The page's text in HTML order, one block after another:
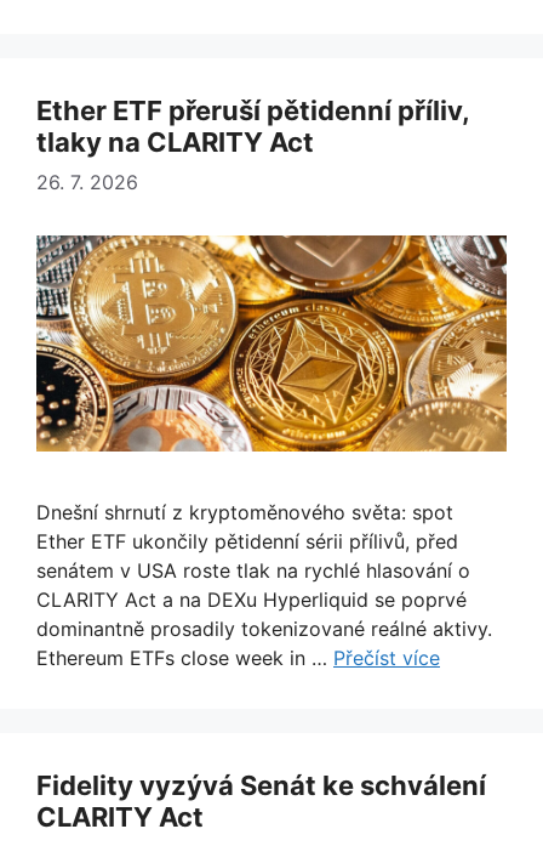
Ether ETF přeruší pětidenní příliv,
tlaky na CLARITY Act
26. 7. 2026
Dnešní shrnutí z kryptoměnového světa: spot
Ether ETF ukončily pětidenní sérii přílivů, před
senátem v USA roste tlak na rychlé hlasování o
CLARITY Act a na DEXu Hyperliquid se poprvé
dominantně prosadily tokenizované reálné aktivy.
Ethereum ETFs close week in … Přečíst více
Fidelity vyzývá Senát ke schválení
CLARITY Act